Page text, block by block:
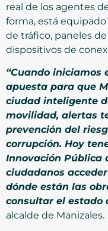
real de los agentes
forma, está
de tráfico, paneles
dispositivos de
“Cuando iniciamos
apuesta para que
ciudad inteligente
movilidad, alertas
prevención del
corrupción. Hoy
Innovación Pública
ciudadanos
dónde están las
consultar el estado
alcalde de Manizales.